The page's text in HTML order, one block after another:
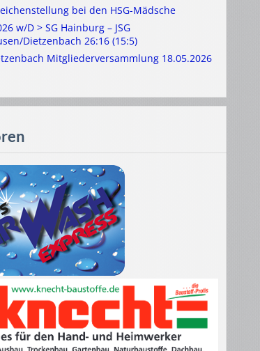
bei den HSG-Mädsche
w/D > SG Hainburg – JSG
Dietzenbach 26:16 (15:5)
Mitgliederversammlung 18.05.2026